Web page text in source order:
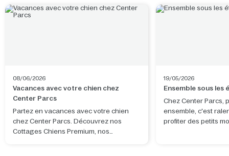
08/06/2026
Vacances avec votre chien chez
Center Parcs
Partez en vacances avec votre chien
chez Center Parcs. Découvrez nos
Cottages Chiens Premium, nos
19/05/2026
Ensemble sous les
Chez Center Parcs,
ensemble, c'est
profiter des petits